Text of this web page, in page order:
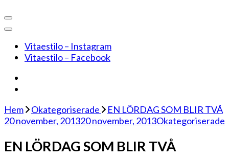
Vitaestilo – Instagram
Vitaestilo – Facebook
Hem Okategoriserade
EN LÖRDAG SOM BLIR TVÅ
20 november, 201320 november, 2013Okategoriserade
EN LÖRDAG SOM BLIR TVÅ